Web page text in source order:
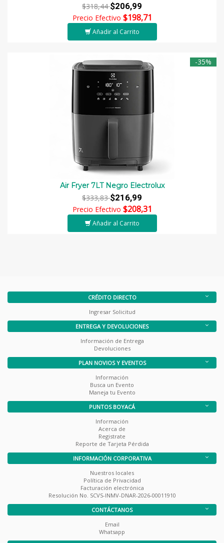
$318,44$206,99
Precio Efectivo $198,71
Añadir al Carrito
-35%
Air Fryer 7LT Negro Electrolux
$333,83$216,99
Precio Efectivo $208,31
Añadir al Carrito
CRÉDITO DIRECTO
Ingresar Solicitud
ENTREGA Y DEVOLUCIONES
Información de Entrega
Devoluciones
PLAN NOVIOS Y EVENTOS
Información
Busca un Evento
Maneja tu Evento
PUNTOS BOYACÁ
Información
Acerca de
Registrate
Reporte de Tarjeta Pérdida
INFORMACIÓN CORPORATIVA
Nuestros locales
Política de Privacidad
Facturación electrónica
Resolución No. SCVS-INMV-DNAR-2026-00011910
CONTÁCTANOS
Email
Whatsapp